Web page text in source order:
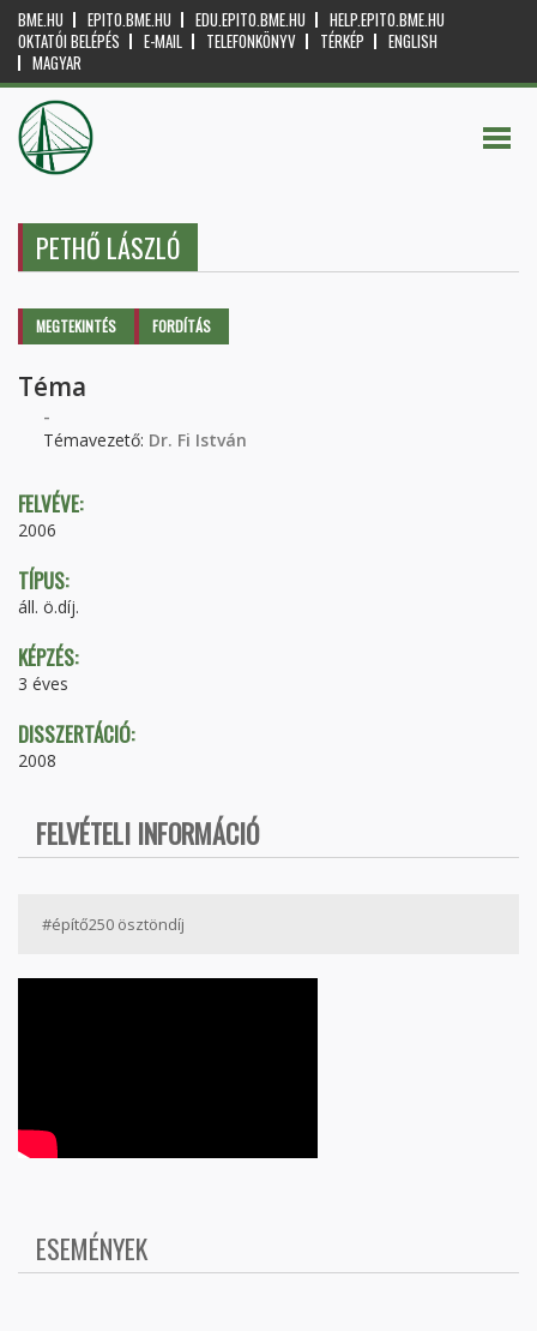
BME.HU EPITO.BME.HU EDU.EPITO.BME.HU
HELP.EPITO.BME.HU
OKTATÓI BELÉPÉS
E-MAIL TELEFONKÖNYV TÉRKÉP
ENGLISH
MAGYAR
PETHŐ LÁSZLÓ
Elsődleges fülek
MEGTEKINTÉS (AKTÍVFORDÍTÁS
Téma
-
Témavezető: Dr. Fi István
FELVÉVE:
2006
TÍPUS:
áll. ö.díj.
KÉPZÉS:
3 éves
DISSZERTÁCIÓ:
2008
FELVÉTELI INFORMÁCIÓ
#építő250 ösztöndíj
ESEMÉNYEK